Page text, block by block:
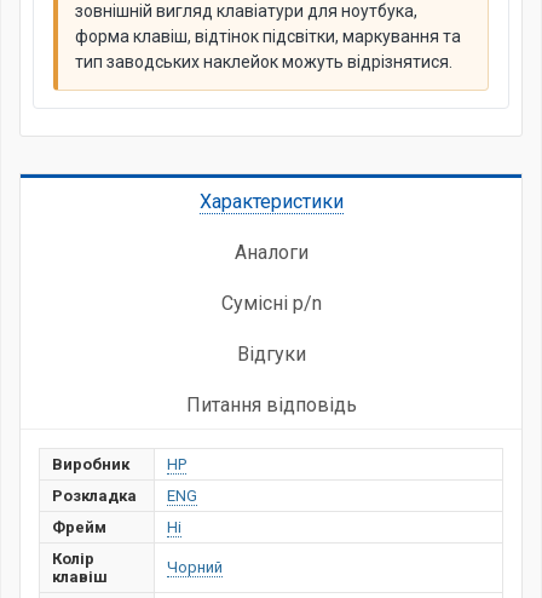
зовнішній вигляд клавіатури для ноутбука,
форма клавіш, відтінок підсвітки, маркування та
тип заводських наклейок можуть відрізнятися.
Характеристики
Аналоги
Сумісні p/n
Відгуки
Питання відповідь
Виробник
HP
Розкладка
ENG
Фрейм
Ні
Колір
клавіш
Чорний